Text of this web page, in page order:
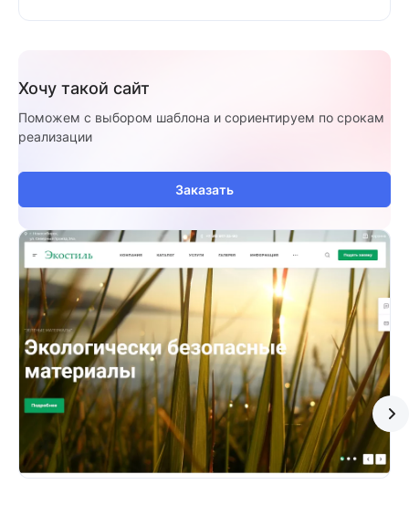
Хочу такой сайт
Поможем с выбором шаблона и сориентируем по срокам
реализации
Заказать